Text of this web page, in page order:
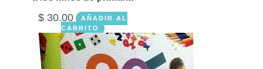
$ 30.00
AÑADIR AL
CARRITO